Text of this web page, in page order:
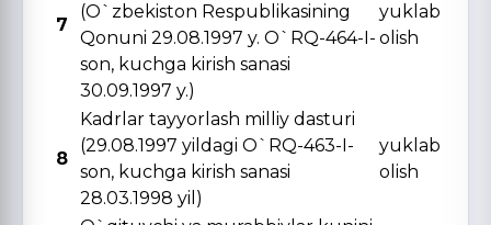
7
(O`zbekiston Respublikasining
Qonuni 29.08.1997 y. O`RQ-464-I-
son, kuchga kirish sanasi
30.09.1997 y.)
yuklab
olish
8
Kadrlar tayyorlash milliy dasturi
(29.08.1997 yildagi O`RQ-463-I-
son, kuchga kirish sanasi
28.03.1998 yil)
yuklab
olish